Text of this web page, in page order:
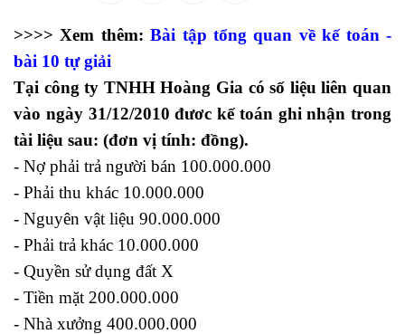
>>>> Xem thêm:Bài tập tổng quan về kế toán -
bài 10 tự giải
Tại công ty TNHH Hoàng Gia có số liệu liên quan
vào ngày 31/12/2010 đươc kế toán ghi nhận trong
tài liệu sau: (đơn vị tính: đồng).
- Nợ phải trả người bán 100.000.000
- Phải thu khác 10.000.000
- Nguyên vật liệu 90.000.000
- Phải trả khác 10.000.000
- Quyền sử dụng đất X
- Tiền mặt 200.000.000
- Nhà xưởng 400.000.000